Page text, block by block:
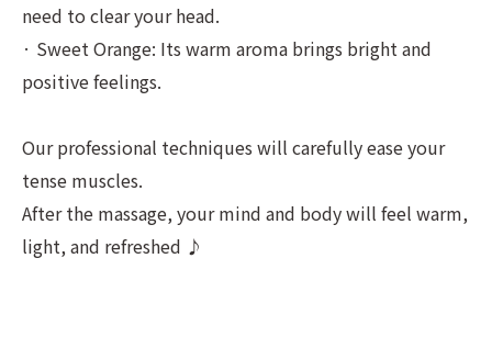
need to clear your head.
· Sweet Orange: Its warm aroma brings bright and
positive feelings.
Our professional techniques will carefully ease your
tense muscles.
After the massage, your mind and body will feel warm,
light, and refreshed ♪